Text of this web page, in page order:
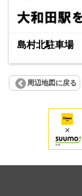
島村北駐車場
周辺地図に戻る